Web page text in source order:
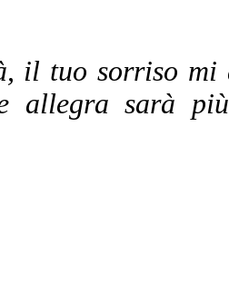
il tuo sorriso mi
allegra sarà